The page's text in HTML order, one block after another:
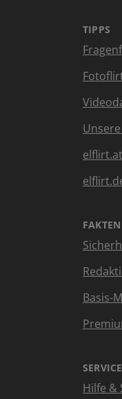
TIPPS
FAKTEN
Basis-
SERVICE
Hilfe &